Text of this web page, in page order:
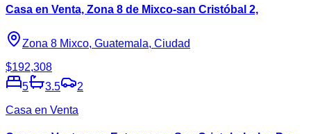
Casa en Venta, Zona 8 de Mixco-san Cristóbal 2,
Zona 8 Mixco, Guatemala, Ciudad
$192,308
5
3.5
2
Casa en Venta